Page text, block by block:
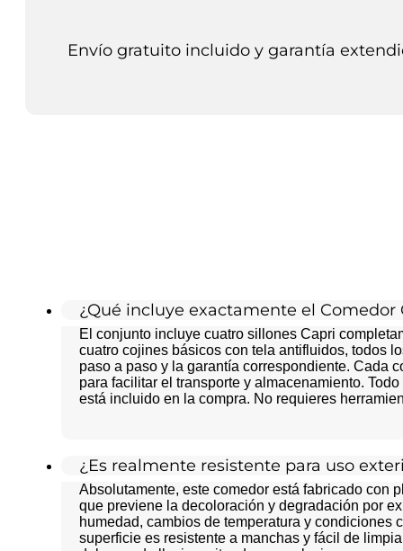
Envío gratuito incluido y garantía
¿Qué incluye exactamente el Comedor
El conjunto incluye cuatro sillones Capri
cuatro cojines básicos con tela antifluidos, todos
paso a paso y la garantía correspondiente. Cada
para facilitar el transporte y almacenamiento.
está incluido en la compra. No requieres
¿Es realmente resistente para uso
Absolutamente, este comedor está fabricado con
que previene la decoloración y degradación por
humedad, cambios de temperatura y
superficie es resistente a manchas y fácil de